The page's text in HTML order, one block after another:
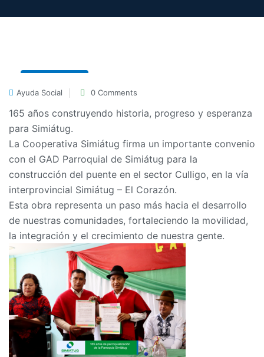
Ayuda Social
0 Comments
165 años construyendo historia, progreso y esperanza
para Simiátug.
La Cooperativa Simiátug firma un importante convenio
con el GAD Parroquial de Simiátug para la
construcción del puente en el sector Culligo, en la vía
interprovincial Simiátug – El Corazón.
Esta obra representa un paso más hacia el desarrollo
de nuestras comunidades, fortaleciendo la movilidad,
la integración y el crecimiento de nuestra gente.